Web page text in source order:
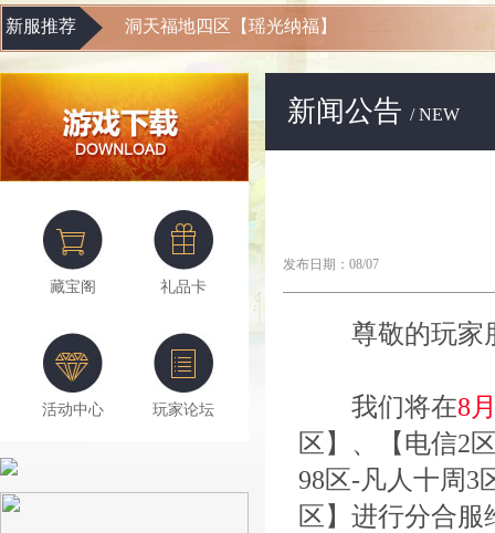
新服推荐 洞天福地四区【瑶光纳福】
藏宝阁 礼品卡
活动中心 玩家论坛
新闻公告 / NEW
发布日期：08/07
尊敬的玩家
我们将在8
区】、【电信2
98区-凡人十周3
区】进行分合